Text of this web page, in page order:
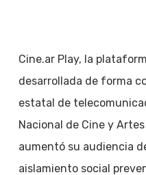
Cine.ar Play, la
desarrollada de forma
estatal de
Nacional de Cine y
aumentó su audiencia
aislamiento social